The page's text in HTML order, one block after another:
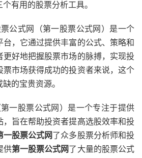
有用的股票分析工具。
公式网（第一股票公式网）是一个
台，它通过提供丰富的公式、策略和
好地把握股票市场的脉搏，实现投
票市场获得成功的投资者来说，这个
的宝贵资源。
一股票公式网）是一个专注于提供
，旨在帮助投资者提高选股效率和投
一股票公式网了众多股票分析师和投
供第一股票公式网了大量的股票公式